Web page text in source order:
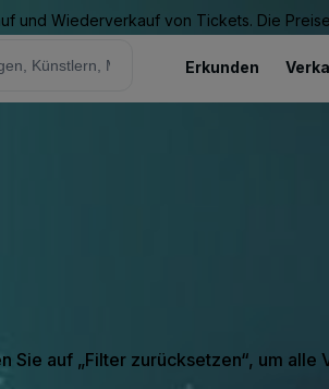
und Wiederverkauf von Tickets. Die
Erkunden
Sie auf „Filter zurücksetzen“, um alle